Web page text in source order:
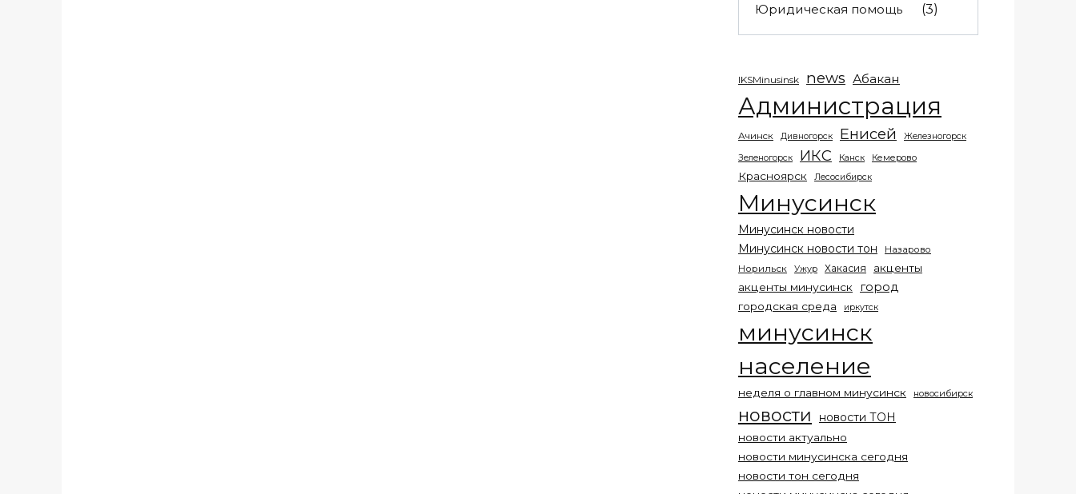
Юридическая помощь (3)
IKSMinusinsk news Абакан
Администрация
Ачинск Дивногорск Енисей Железногорск
Зеленогорск ИКС Канск Кемерово
Красноярск Лесосибирск
Минусинск
Минусинск новости
Минусинск новости тон
Назарово
Норильск
Ужур Хакасия
акценты
акценты минусинск
город
городская среда иркутск
минусинск
население
неделя о главном минусинск новосибирск
новости новости ТОН
новости актуально
новости минусинска сегодня
новости тон сегодня